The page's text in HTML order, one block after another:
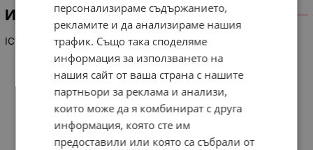
ИНФОРМАЦИЯ
IC
персонализираме съдържанието,
рекламите и да анализираме нашия
трафик. Също така споделяме
информация за използването на
нашия сайт от ваша страна с нашите
партньори за реклама и анализи,
които може да я комбинират с друга
информация, която сте им
предоставили или която са събрали от